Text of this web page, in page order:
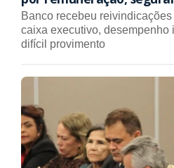
Banco recebeu
caixa executivo,
difícil provimento